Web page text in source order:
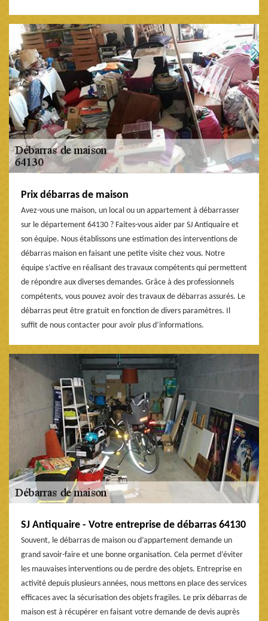
Prix débarras de maison
Avez-vous une maison, un local ou un appartement à débarrasser
sur le département 64130 ? Faites-vous aider par SJ Antiquaire et
son équipe. Nous établissons une estimation des interventions de
débarras maison en faisant une petite visite chez vous. Notre
équipe s’active en réalisant des travaux compétents qui permettent
de répondre aux diverses demandes. Grâce à des professionnels
compétents, vous pouvez avoir des travaux de débarras assurés. Le
débarras peut être gratuit en fonction de divers paramètres. Il
suffit de nous contacter pour avoir plus d’informations.
SJ Antiquaire - Votre entreprise de débarras 64130
Souvent, le débarras de maison ou d’appartement demande un
grand savoir-faire et une bonne organisation. Cela permet d’éviter
les mauvaises interventions ou de perdre des objets. Entreprise en
activité depuis plusieurs années, nous mettons en place des services
efficaces avec la sécurisation des objets fragiles. Le prix débarras de
maison est à récupérer en faisant votre demande de devis auprès